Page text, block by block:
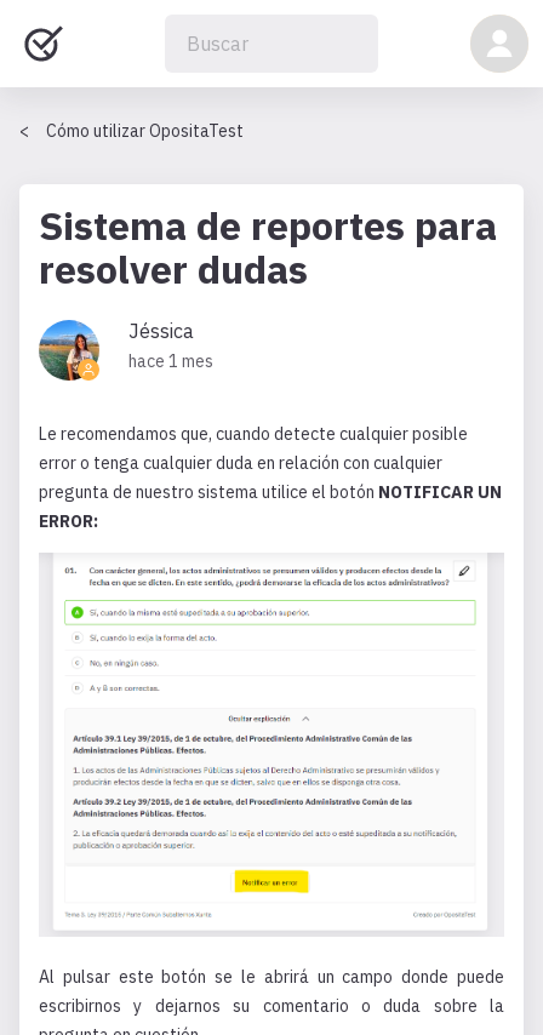
Cómo utilizar OpositaTest
Sistema de reportes para
resolver dudas
Jéssica
hace 1 mes
Le recomendamos que, cuando detecte cualquier posible
error o tenga cualquier duda en relación con cualquier
pregunta de nuestro sistema utilice el botón NOTIFICAR UN
ERROR:
Al pulsar este botón se le abrirá un campo donde puede
escribirnos y dejarnos su comentario o duda sobre la